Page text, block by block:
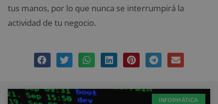
tus manos, por lo que nunca se interrumpirá la
actividad de tu negocio.
INFORMÁTICA